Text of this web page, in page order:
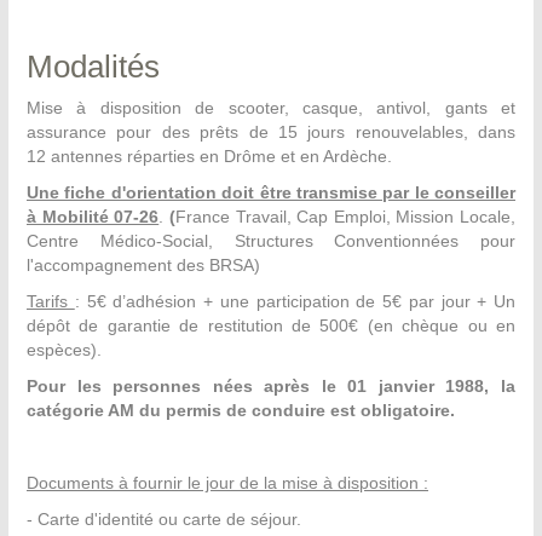
Modalités
Mise à disposition de scooter, casque, antivol, gants et
assurance pour des prêts de 15 jours renouvelables, dans
12 antennes réparties en Drôme et en Ardèche.
Une fiche d'orientation doit être transmise par le conseiller
à Mobilité 07-26 (France Travail, Cap Emploi, Mission Locale,
Centre Médico-Social, Structures Conventionnées pour
l'accompagnement des BRSA)
Tarifs : 5€ d’adhésion + une participation de 5€ par jour + Un
dépôt de garantie de restitution de 500€ (en chèque ou en
espèces).
Pour les personnes nées après le 01 janvier 1988, la
catégorie AM du permis de conduire est obligatoire.
Documents à fournir le jour de la mise à disposition :
- Carte d'identité ou carte de séjour.